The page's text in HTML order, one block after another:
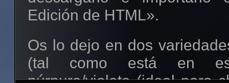
<a href="http://metal-
src="http://i48.tinypic.com/
alt="Metal-Libre"></a>
Edición de HTML».
Os lo dejo en dos
(tal como está en